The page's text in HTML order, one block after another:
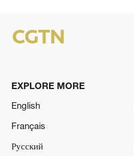
EXPLORE MORE
English
Français
Русский